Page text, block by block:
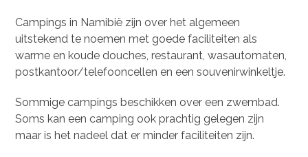
Campings in Namibië zijn over het algemeen
uitstekend te noemen met goede faciliteiten als
warme en koude douches, restaurant, wasautomaten,
postkantoor/telefooncellen en een souvenirwinkeltje.
Sommige campings beschikken over een zwembad.
Soms kan een camping ook prachtig gelegen zijn
maar is het nadeel dat er minder faciliteiten zijn.